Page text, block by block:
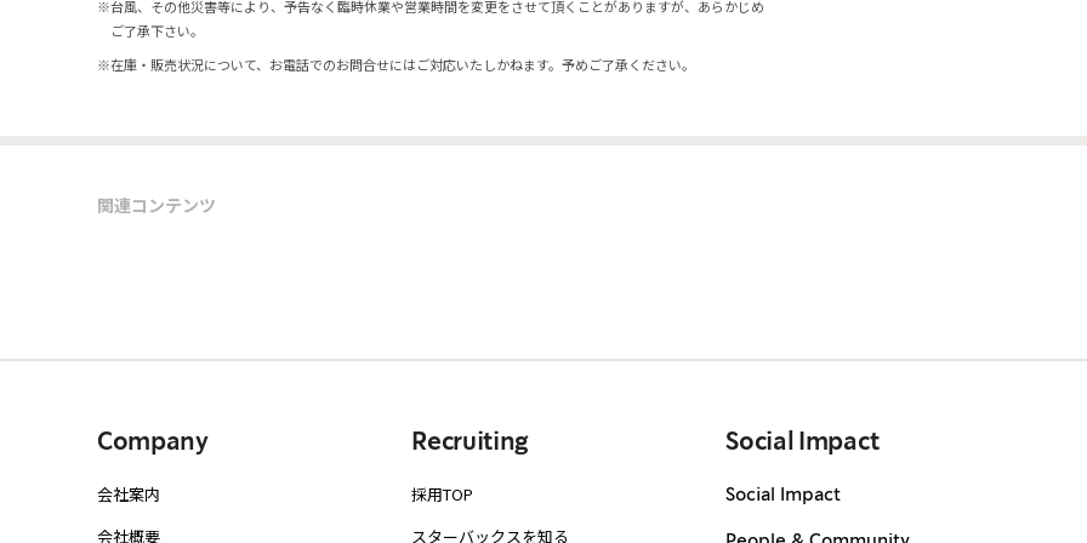
※台風、その他災害等により、予告なく臨時休業や営業時間を変更をさせて頂くことがありますが、あらかじめ
ご了承下さい。
※在庫・販売状況について、お電話でのお問合せにはご対応いたしかねます。予めご了承ください。
関連コンテンツ
Company
会社案内
会社概要
Recruiting
採用TOP
スターバックスを知る
Social Impact
Social Impact